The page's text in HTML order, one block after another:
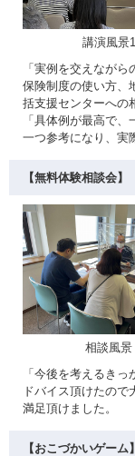
講演風景1
「実例を交えなが
保険制度の使い方、
括支援センターへの
「具体例が最高で、
一つ参考になり、実
【無料体験相談会】
相談風景
「今後を考えるき
ドバイス頂けたの
満足頂けました。
【おこづかいゲーム】